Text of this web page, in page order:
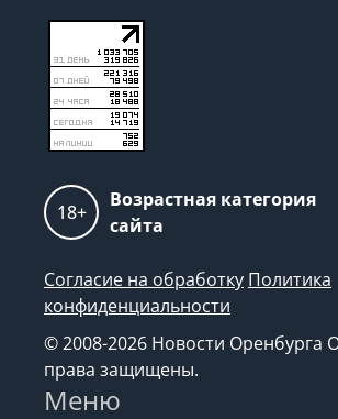
18+
Возрастная категория
сайта
Согласие на обработку Политика
конфиденциальности
© 2008-2026 Новости Оренбурга
права защищены.
Меню